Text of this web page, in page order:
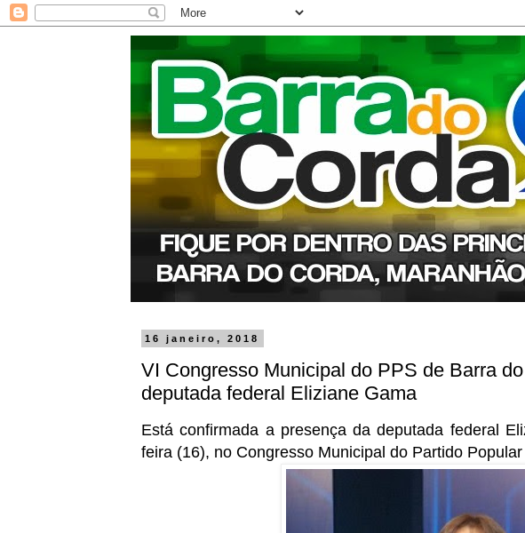
16 janeiro, 2018
VI Congresso Municipal do PPS de Barra
deputada federal Eliziane Gama
Está confirmada a presença da deputada federal
feira (16), no Congresso Municipal do Partido